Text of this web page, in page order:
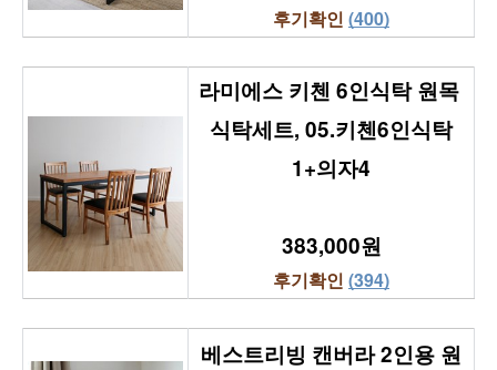
후기확인 (400)
라미에스 키첸 6인식탁 원목
식탁세트, 05.키첸6인식탁
1+의자4
383,000원
후기확인 (394)
베스트리빙 캔버라 2인용 원